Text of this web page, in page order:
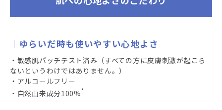
ゆらいだ時も使いやすい心地よさ
・敏感肌パッチテスト済み（すべての方に皮膚刺激が起こら
ないというわけではありません。）
・アルコールフリー
・自然由来成分100%*